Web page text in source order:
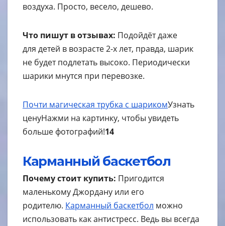
воздуха. Просто, весело, дешево.
Что пишут в отзывах: Подойдёт даже
для детей в возрасте 2-х лет, правда, шарик
не будет подлетать высоко. Периодически
шарики мнутся при перевозке.
Почти магическая трубка с шарикомУзнать
ценуНажми на картинку, чтобы увидеть
больше фотографий!14
Карманный баскетбол
Почему стоит купить: Пригодится
маленькому Джордану или его
родителю. Карманный баскетбол можно
использовать как антистресс. Ведь вы всегда